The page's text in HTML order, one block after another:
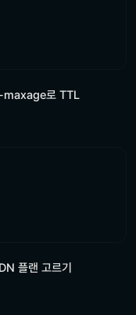
로 TTL
플랜 고르기